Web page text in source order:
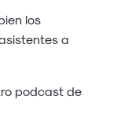
los
a
podcast de